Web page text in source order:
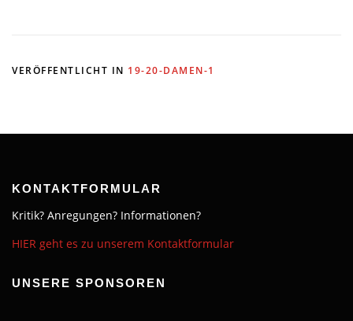
VERÖFFENTLICHT IN 19-20-DAMEN-1
KONTAKTFORMULAR
Kritik? Anregungen? Informationen?
HIER geht es zu unserem Kontaktformular
UNSERE SPONSOREN